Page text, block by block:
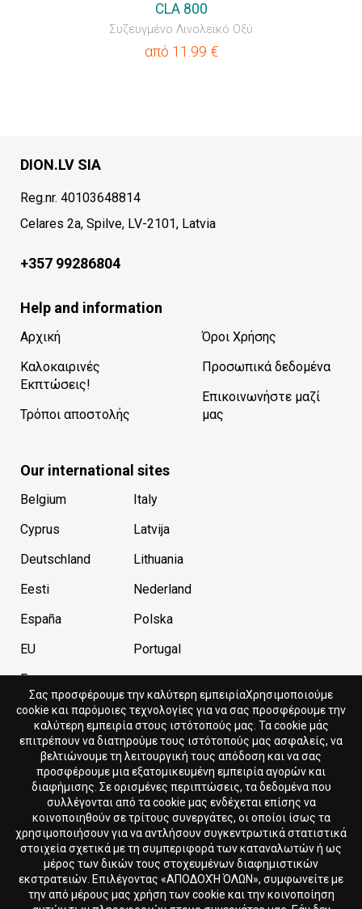
CLA 800
Συζευγμένο Λινολεϊκό Οξύ
από 11.99 €
DION.LV SIA
Reg.nr. 40103648814
Celares 2a, Spilve, LV-2101, Latvia
+357 99286804
Help and information
Αρχική
Καλοκαιρινές
Εκπτώσεις!
Τρόποι αποστολής
Όροι Χρήσης
Προσωπικά δεδομένα
Επικοινωνήστε μαζί
μας
Our international sites
Belgium
Cyprus
Deutschland
Eesti
España
EU
France
Italy
Latvija
Lithuania
Nederland
Polska
Portugal
Current store
Cyprus
Language
Ελληνικά
Currency
EUR
Σας προσφέρουμε την καλύτερη εμπειρίαΧρησιμοποιούμε
cookie και παρόμοιες τεχνολογίες για να σας προσφέρουμε την
καλύτερη εμπειρία στους ιστότοπούς μας. Τα cookie μάς
επιτρέπουν να διατηρούμε τους ιστότοπούς μας ασφαλείς, να
βελτιώνουμε τη λειτουργική τους απόδοση και να σας
προσφέρουμε μια εξατομικευμένη εμπειρία αγορών και
διαφήμισης. Σε ορισμένες περιπτώσεις, τα δεδομένα που
συλλέγονται από τα cookie μας ενδέχεται επίσης να
κοινοποιηθούν σε τρίτους συνεργάτες, οι οποίοι ίσως τα
χρησιμοποιήσουν για να αντλήσουν συγκεντρωτικά στατιστικά
στοιχεία σχετικά με τη συμπεριφορά των καταναλωτών ή ως
μέρος των δικών τους στοχευμένων διαφημιστικών
εκστρατειών. Επιλέγοντας «ΑΠΟΔΟΧΉ ΌΛΩΝ», συμφωνείτε με
την από μέρους μας χρήση των cookie και την κοινοποίηση